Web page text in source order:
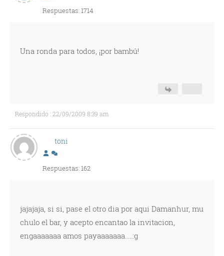
Respuestas: 1714
Una ronda para todos, ¡por bambú!
Respondido : 22/09/2009 8:39 am
toni
Respuestas: 162
jajajaja, si si, pase el otro dia por aqui Damanhur, mu
chulo el bar, y acepto encantao la invitacion,
engaaaaaaa amos payaaaaaaa.....:g